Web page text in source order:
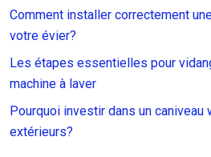
Comment installer correctement
votre évier?
Les étapes essentielles pour
machine à laver
Pourquoi investir dans un caniveau
extérieurs?